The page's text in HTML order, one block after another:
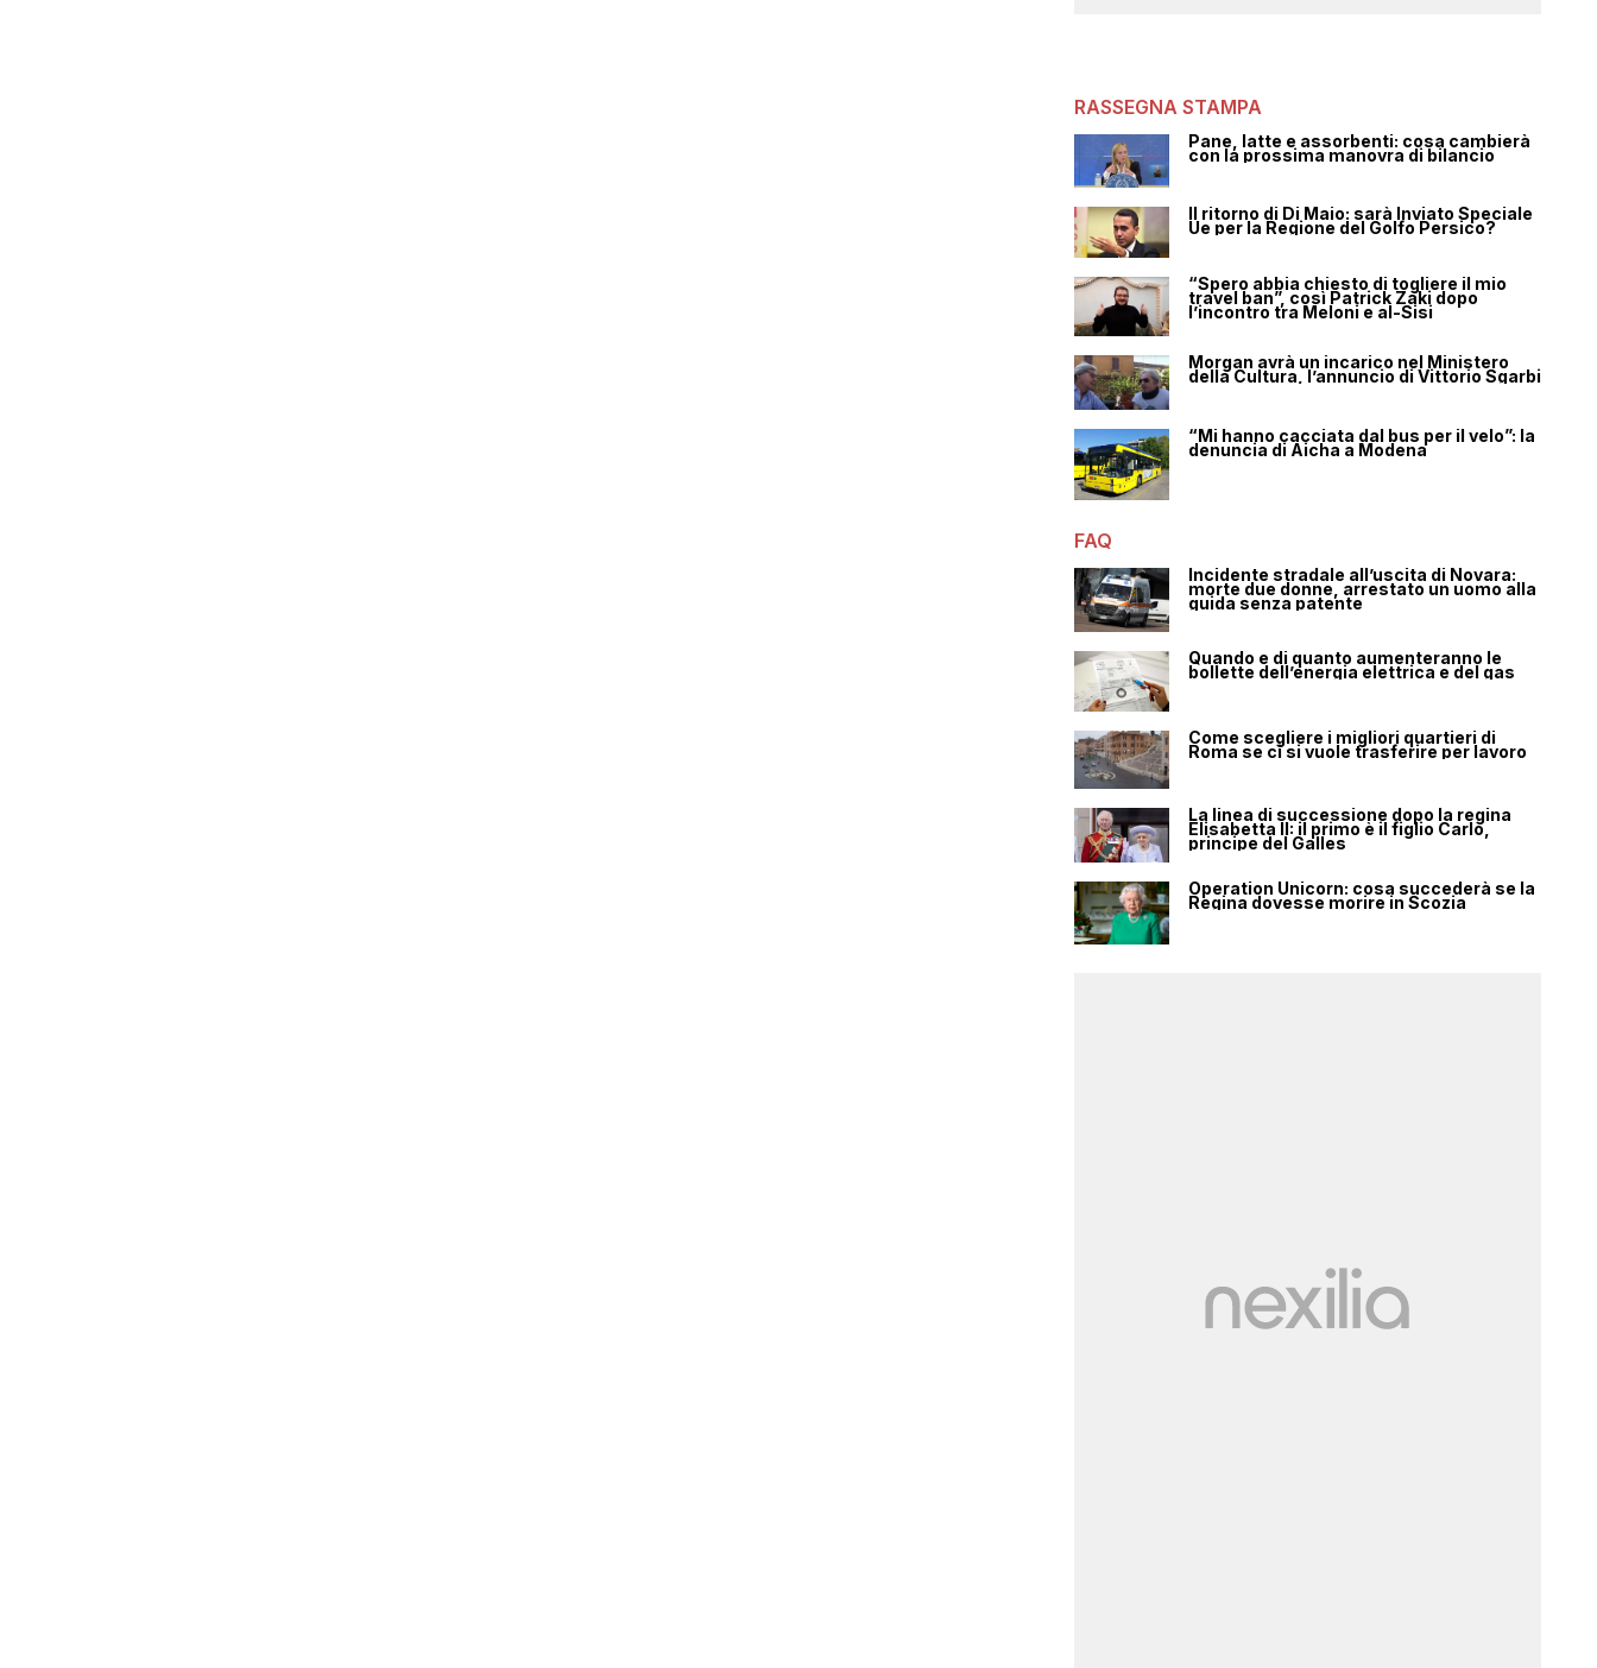
RASSEGNA STAMPA
Pane, latte e assorbenti: cosa cambierà
con la prossima manovra di bilancio
Il ritorno di Di Maio: sarà Inviato Speciale
Ue per la Regione del Golfo Persico?
“Spero abbia chiesto di togliere il mio
travel ban”, così Patrick Zaki dopo
l’incontro tra Meloni e al-Sisi
Morgan avrà un incarico nel Ministero
della Cultura, l’annuncio di Vittorio Sgarbi
“Mi hanno cacciata dal bus per il velo”: la
denuncia di Aicha a Modena
FAQ
Incidente stradale all’uscita di Novara:
morte due donne, arrestato un uomo alla
guida senza patente
Quando e di quanto aumenteranno le
bollette dell’energia elettrica e del gas
Come scegliere i migliori quartieri di
Roma se ci si vuole trasferire per lavoro
La linea di successione dopo la regina
Elisabetta II: il primo è il figlio Carlo,
principe del Galles
Operation Unicorn: cosa succederà se la
Regina dovesse morire in Scozia